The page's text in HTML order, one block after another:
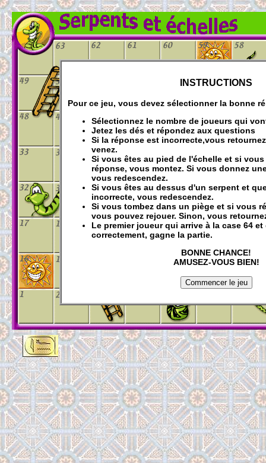
INSTRUCTIONS
Pour ce jeu, vous devez sélectionner la bonne
Sélectionnez le nombre de joueurs qui
Jetez les dés et répondez aux questions
Si la réponse est incorrecte,vous
venez.
Si vous êtes au pied de l'échelle et si
réponse, vous montez. Si vous donnez
vous redescendez.
Si vous êtes au dessus d'un serpent et
incorrecte, vous redescendez.
Si vous tombez dans un piège et si vous
vous pouvez rejouer. Sinon, vous
Le premier joueur qui arrive à la case 64
correctement, gagne la partie.
BONNE CHANCE!
AMUSEZ-VOUS BIEN!